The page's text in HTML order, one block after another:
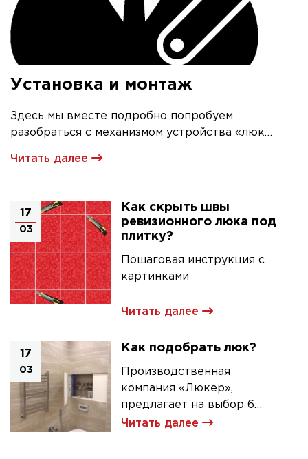
Установка и монтаж
Здесь мы вместе подробно попробуем
разобраться с механизмом устройства «люк
Читать далее
17
03
Как скрыть швы
ревизионного люка под
плитку?
Пошаговая инструкция с
картинками
Читать далее
17
03
Как подобрать люк?
Производственная
компания «Люкер»,
предлагает на выбор 6
моделей ревизионных
Читать далее